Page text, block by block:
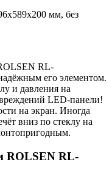
мм, без
RL-
его элементом.
и давления на
LED-панели!
на экран. Иногда
вниз по стеклу на
ROLSEN RL-